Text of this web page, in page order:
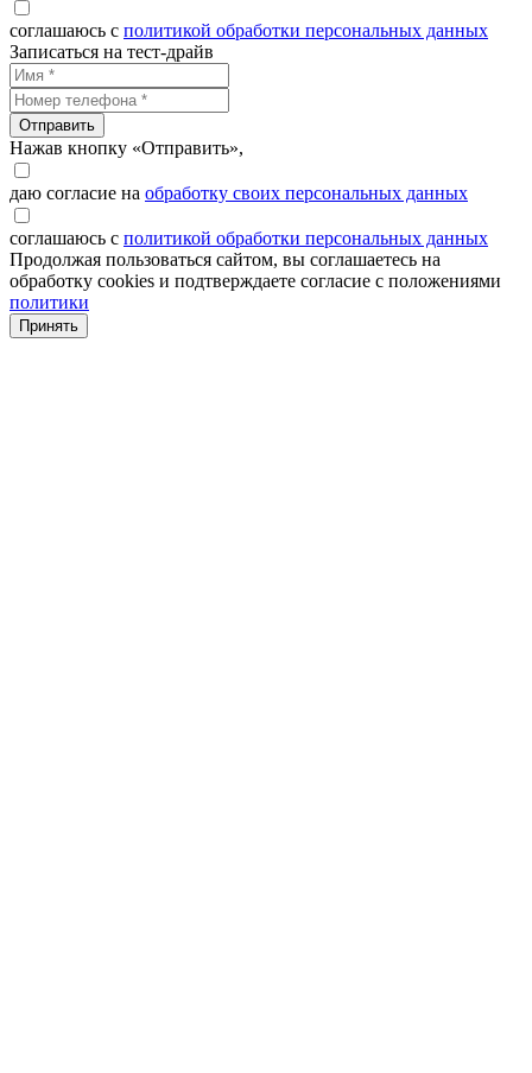
соглашаюсь с политикой обработки персональных данных
Записаться на тест-драйв
Отправить
Нажав кнопку «Отправить»,
даю согласие на обработку своих персональных данных
соглашаюсь с политикой обработки персональных данных
Продолжая пользоваться сайтом, вы соглашаетесь на
обработку cookies и подтверждаете согласие с положениями
политики
Принять